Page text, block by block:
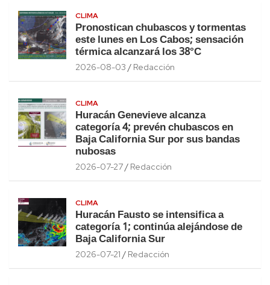
CLIMA
Pronostican chubascos y tormentas
este lunes en Los Cabos; sensación
térmica alcanzará los 38°C
2026-08-03 Redacción
CLIMA
Huracán Genevieve alcanza
categoría 4; prevén chubascos en
Baja California Sur por sus bandas
nubosas
2026-07-27 Redacción
CLIMA
Huracán Fausto se intensifica a
categoría 1; continúa alejándose de
Baja California Sur
2026-07-21 Redacción